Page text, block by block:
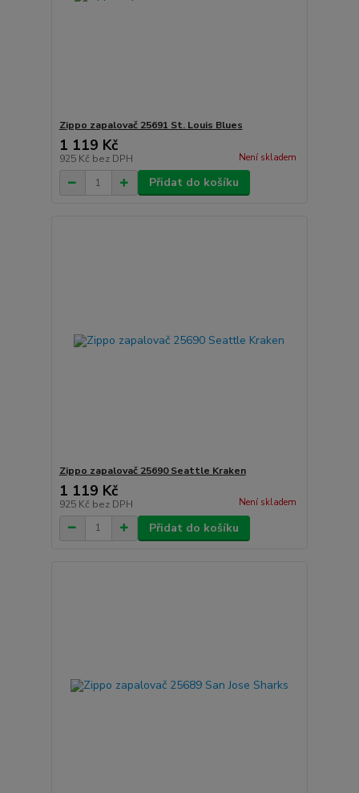
Zippo zapalovač 25691 St. Louis Blues
1 119 Kč
925 Kč bez DPH Není skladem
Přidat do košíku
Zippo zapalovač 25690 Seattle Kraken
1 119 Kč
925 Kč bez DPH Není skladem
Přidat do košíku